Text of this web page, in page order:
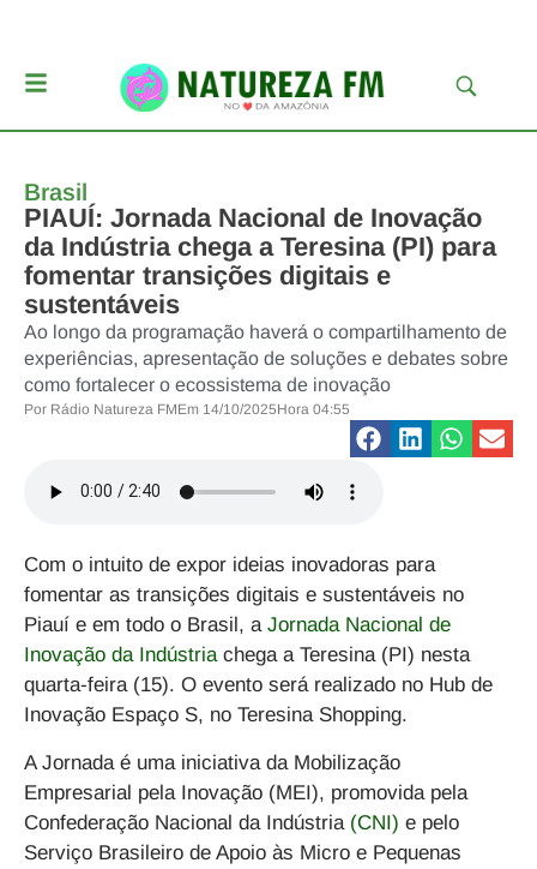
Brasil
PIAUÍ: Jornada Nacional de Inovação
da Indústria chega a Teresina (PI) para
fomentar transições digitais e
sustentáveis
Ao longo da programação haverá o compartilhamento de
experiências, apresentação de soluções e debates sobre
como fortalecer o ecossistema de inovação
Por Rádio Natureza FMEm 14/10/2025Hora 04:55
Com o intuito de expor ideias inovadoras para
fomentar as transições digitais e sustentáveis no
Piauí e em todo o Brasil, a Jornada Nacional de
Inovação da Indústriachega a Teresina (PI) nesta
quarta-feira (15). O evento será realizado no Hub de
Inovação Espaço S, no Teresina Shopping.
A Jornada é uma iniciativa da Mobilização
Empresarial pela Inovação (MEI), promovida pela
Confederação Nacional da Indústria (CNI) e pelo
Serviço Brasileiro de Apoio às Micro e Pequenas